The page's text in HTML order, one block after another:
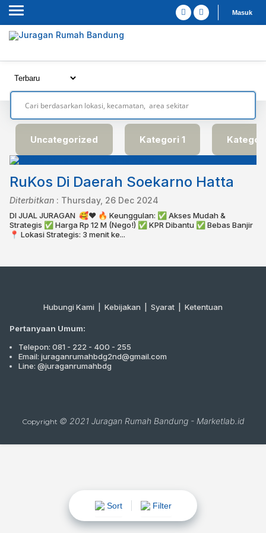
Masuk
Uncategorized Kategori 1
RuKos Di Daerah Soekarno Hatta
Diterbitkan : Thursday, 26 Dec 2024
DI JUAL JURAGAN ⁣ 🥰❤️⁣ 🔥 Keunggulan: ✅ Akses Mudah &
Strategis ✅ Harga Rp 12 M (Nego!) ✅ KPR Dibantu ✅ Bebas Banjir
📍 Lokasi Strategis: 3 menit ke...
Hubungi Kami Kebijakan | Syarat Ketentuan
Pertanyaan Umum:
Telepon: 081 - 222 - 400 - 255
Email: juraganrumahbdg2nd@gmail.com
Line: @juraganrumahbdg
Copyright © 2021 Juragan Rumah Bandung- Marketlab.id
Sort Filter